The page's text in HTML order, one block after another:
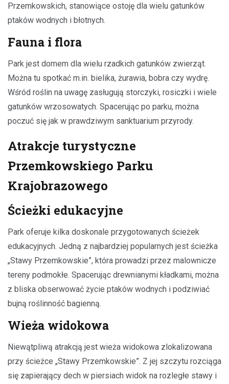
Przemkowskich, stanowiące ostoję dla wielu gatunków
ptaków wodnych i błotnych.
Fauna i flora
Park jest domem dla wielu rzadkich gatunków zwierząt.
Można tu spotkać m.in. bielika, żurawia, bobra czy wydrę.
Wśród roślin na uwagę zasługują storczyki, rosiczki i wiele
gatunków wrzosowatych. Spacerując po parku, można
poczuć się jak w prawdziwym sanktuarium przyrody.
Atrakcje turystyczne
Przemkowskiego Parku
Krajobrazowego
Ścieżki edukacyjne
Park oferuje kilka doskonale przygotowanych ścieżek
edukacyjnych. Jedną z najbardziej popularnych jest ścieżka
„Stawy Przemkowskie”, która prowadzi przez malownicze
tereny podmokłe. Spacerując drewnianymi kładkami, można
z bliska obserwować życie ptaków wodnych i podziwiać
bujną roślinność bagienną.
Wieża widokowa
Niewątpliwą atrakcją jest wieża widokowa zlokalizowana
przy ścieżce „Stawy Przemkowskie”. Z jej szczytu rozciąga
się zapierający dech w piersiach widok na rozległe stawy i